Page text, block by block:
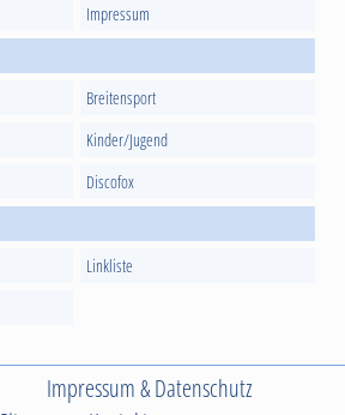
Impressum
Breitensport
Kinder/Jugend
Discofox
Linkliste
Impressum & Datenschutz